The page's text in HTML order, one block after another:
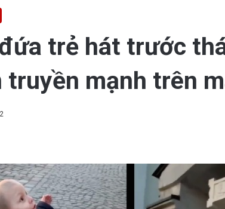
trẻ hát trước
truyền mạnh trên